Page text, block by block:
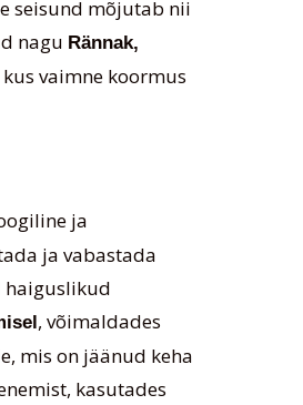
seisund mõjutab nii
nagu Rännak,
vaimne koormus
ja
ja vabastada
haiguslikud
, võimaldades
mis on jäänud keha
kasutades